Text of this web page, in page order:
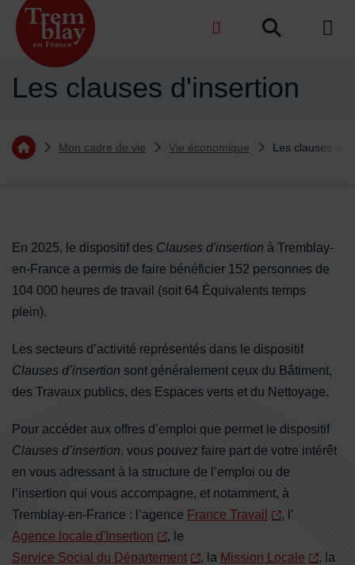
Menu de raccourcis
Accueil ville de Tremblay-en-France de
Les clauses d'insertion
Vous êtes ici :
Retourner à l'accueil
Mon cadre de vie Vie économique Les clauses
En 2025, le dispositif des Clauses d'insertion à Tremblay-
en-France a permis de faire bénéficier 152 personnes de
104 000 heures de travail (soit 64 Équivalents temps
plein).
Les secteurs d’activité représentés dans le dispositif
Clauses d’insertion sont généralement ceux du Bâtiment,
des Travaux publics, des Espaces verts et du Nettoyage.
Pour accéder aux offres d’emploi que permet le dispositif
Clauses d’insertion, vous pouvez faire part de votre intérêt
en vous adressant à la structure de l’emploi ou de
l’insertion qui vous accompagne, et notamment, à
Tremblay-en-France : l’agence France Travail
, l'
Agence locale d'Insertion
, le
Service Social du Département
, la Mission Locale
, la